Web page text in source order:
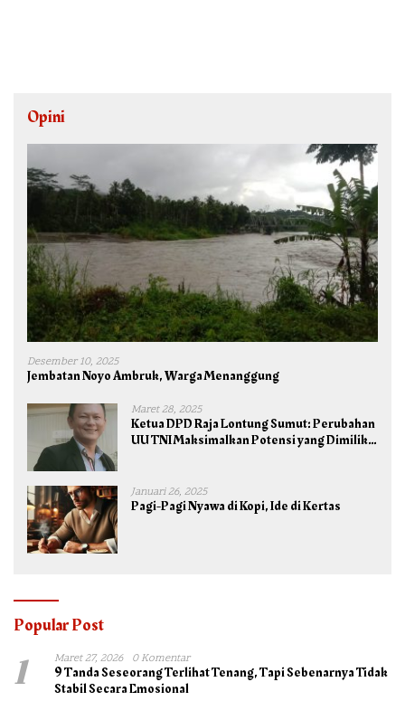
Opini
Desember 10, 2025
Jembatan Noyo Ambruk, Warga Menanggung
Maret 28, 2025
Ketua DPD Raja Lontung Sumut: Perubahan
UU TNI Maksimalkan Potensi yang Dimiliki
Januari 26, 2025
Pagi-Pagi Nyawa di Kopi, Ide di Kertas
Popular Post
1 Maret 27, 2026 0 Komentar
9 Tanda Seseorang Terlihat Tenang, Tapi Sebenarnya Tidak
Stabil Secara Emosional